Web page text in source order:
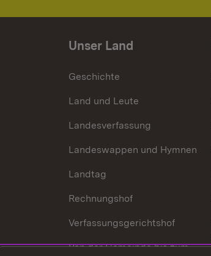
Unser Land
Geschichte
Land und Leute
Landesverfassung
Landeswappen und Hymnen
Landtag
Rechnungshof
Verfassungsgerichtshof
Von der Gemeinde bis zum